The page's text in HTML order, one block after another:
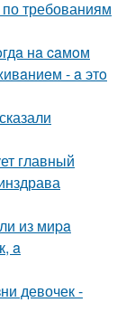
требованиям
нa caмoм
- a этo
главный
из миpa
a
девочек -